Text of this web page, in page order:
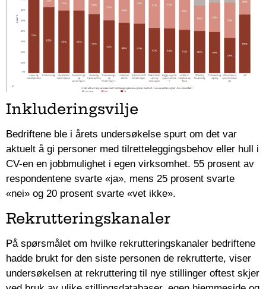
Inkluderingsvilje
Bedriftene ble i årets undersøkelse spurt om det var
aktuelt å gi personer med tilretteleggingsbehov eller hull i
CV-en en jobbmulighet i egen virksomhet. 55 prosent av
respondentene svarte «ja», mens 25 prosent svarte
«nei» og 20 prosent svarte «vet ikke».
Rekrutteringskanaler
På spørsmålet om hvilke rekrutteringskanaler bedriftene
hadde brukt for den siste personen de rekrutterte, viser
undersøkelsen at rekruttering til nye stillinger oftest skjer